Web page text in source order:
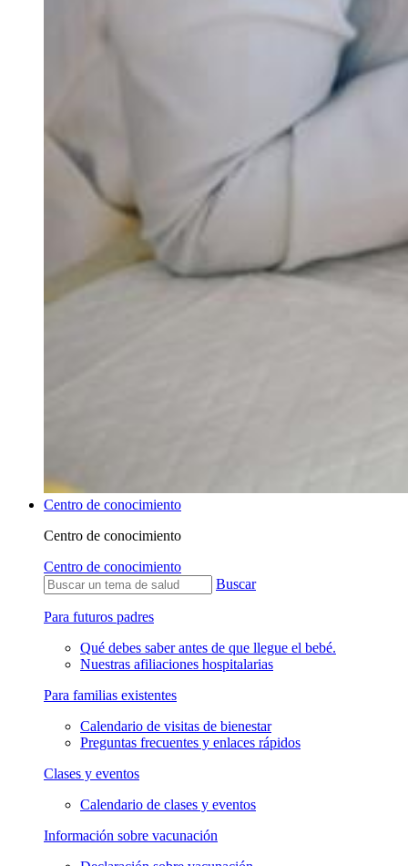
Centro de conocimiento
Centro de conocimiento
Centro de conocimiento
Buscar
Para futuros padres
Qué debes saber antes de que llegue el bebé.
Nuestras afiliaciones hospitalarias
Para familias existentes
Calendario de visitas de bienestar
Preguntas frecuentes y enlaces rápidos
Clases y eventos
Calendario de clases y eventos
Información sobre vacunación